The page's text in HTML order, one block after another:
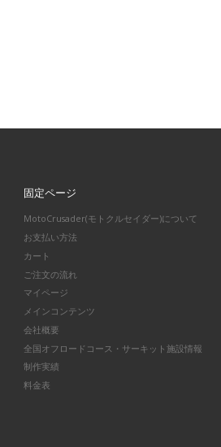
固定ページ
MotoCrusader(モトクルセイダー)について
お支払い方法
カート
ご注文の流れ
マイページ
メインコンテンツ
会社概要
全国オフロードコース・サーキット施設情報
制作実績
料金表